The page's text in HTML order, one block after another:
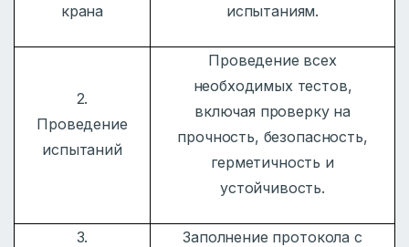
крана
испытаниям.
2.
Проведение
испытаний
Проведение всех
необходимых тестов,
включая проверку на
прочность, безопасность,
герметичность и
устойчивость.
3.
Заполнение протокола с